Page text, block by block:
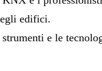
edifici.
e le